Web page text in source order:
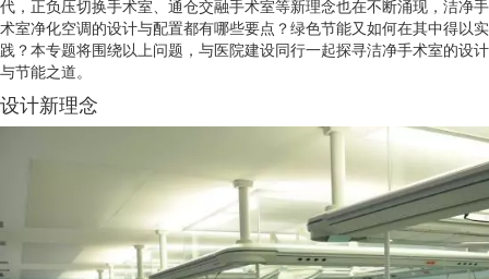
代，正负压切换手术室、通仓交融手术室等新理念也在不断涌现，洁净手
术室净化空调的设计与配置都有哪些要点？绿色节能又如何在其中得以实
践？本专题将围绕以上问题，与医院建设同行一起探寻洁净手术室的设计
与节能之道。
设计新理念